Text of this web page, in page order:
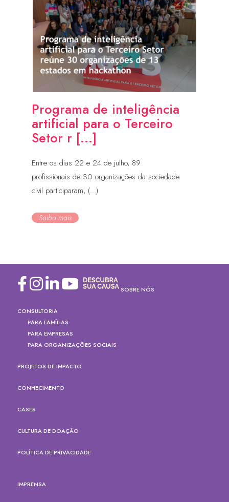
Programa de inteligência
artificial para o Terceiro
Setor r [...]
Entre os dias 22 e 24 de julho, 89
profissionais de 30 organizações da sociedade
civil participaram, (...)
Saiba mais
SOBRE NÓS
CONSULTORIA
PARA FAMÍLIAS
PARA EMPRESAS
PARA ORGANIZAÇÕES SOCIAIS
PROJETOS DE IMPACTO
CONHECIMENTO
CASES
CULTURA DE DOAÇÃO
POLÍTICA DE PRIVACIDADE
IMPRENSA